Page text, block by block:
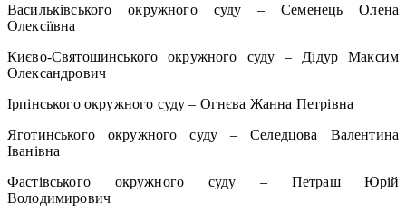
Васильківського окружного суду – Семенець Олена
Олексіївна
Києво-Святошинського окружного суду – Дідур Максим
Олександрович
Ірпінського окружного суду – Огнєва Жанна Петрівна
Яготинського окружного суду – Селедцова Валентина
Іванівна
Фастівського окружного суду – Петраш Юрій
Володимирович